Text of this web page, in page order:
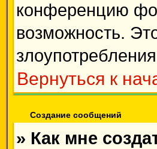
конференцию
возможность.
Вернуться к
Создание сообщений
» Как мне